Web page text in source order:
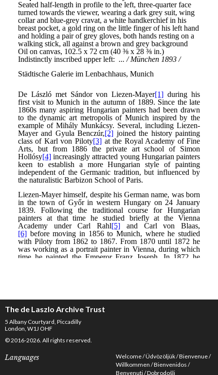
The de Laszlo Archive Trust
5 Albany Courtyard, Piccadilly
London, W1J OHF
© 2016-2026. All rights reserved.
Languages Welcome Üdvözöljük Bienvenue
Willkommen Bienvenidos
Benvenuti Dobrodošli